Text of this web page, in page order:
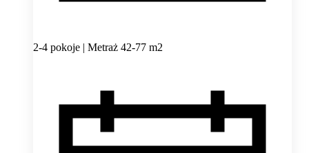
2-4 pokoje | Metraż 42-77 m2